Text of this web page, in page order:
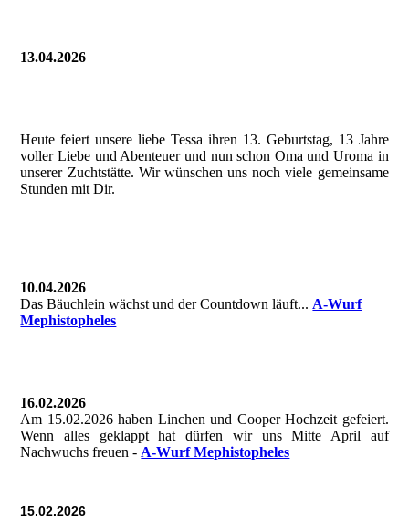
13.04.2026
Heute feiert unsere liebe Tessa ihren 13. Geburtstag, 13 Jahre
voller Liebe und Abenteuer und nun schon Oma und Uroma in
unserer Zuchtstätte. Wir wünschen uns noch viele gemeinsame
Stunden mit Dir.
10.04.2026
Das Bäuchlein wächst und der Countdown läuft... A-Wurf
Mephistopheles
16.02.2026
Am 15.02.2026 haben Linchen und Cooper Hochzeit gefeiert.
Wenn alles geklappt hat dürfen wir uns Mitte April auf
Nachwuchs freuen - A-Wurf Mephistopheles
15.02.2026